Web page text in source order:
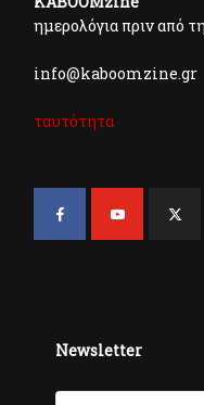
ημερολόγια πριν από
info@kaboomzine.gr
ταυτότητα
Newsletter